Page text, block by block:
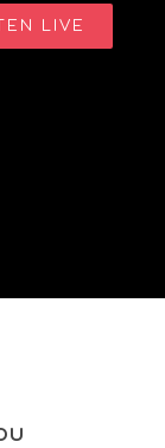
LIVE